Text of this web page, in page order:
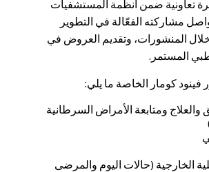
تعاونية ضمن أنظمة المستشفيات
مشاركته الفعّالة في التطوير
خلال المنشورات، وتقديم العروض في
المستمر.
فينود كومار الخاصة ما يلي:
والعلاج ومتابعة الأمراض السرطانية
الخارجية (حالات اليوم والمرضى